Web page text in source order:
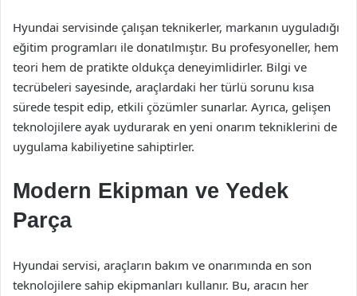
Hyundai servisinde çalışan teknikerler, markanın uyguladığı
eğitim programları ile donatılmıştır. Bu profesyoneller, hem
teori hem de pratikte oldukça deneyimlidirler. Bilgi ve
tecrübeleri sayesinde, araçlardaki her türlü sorunu kısa
sürede tespit edip, etkili çözümler sunarlar. Ayrıca, gelişen
teknolojilere ayak uydurarak en yeni onarım tekniklerini de
uygulama kabiliyetine sahiptirler.
Modern Ekipman ve Yedek
Parça
Hyundai servisi, araçların bakım ve onarımında en son
teknolojilere sahip ekipmanları kullanır. Bu, aracın her